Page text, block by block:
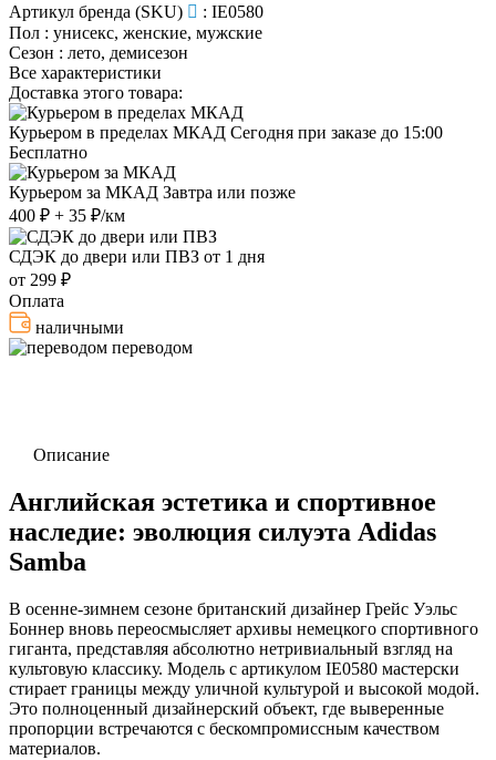
Артикул бренда (SKU)
: IE0580
Пол : унисекс, женские, мужские
Сезон : лето, демисезон
Все характеристики
Доставка этого товара:
Курьером в пределах МКАД Сегодня при заказе до 15:00
Бесплатно
Курьером за МКАД Завтра или позже
400 ₽ + 35 ₽/км
СДЭК до двери или ПВЗ от 1 дня
от 299 ₽
Оплата
наличными
переводом
Описание
Английская эстетика и спортивное
наследие: эволюция силуэта Adidas
Samba
В осенне-зимнем сезоне британский дизайнер Грейс Уэльс
Боннер вновь переосмысляет архивы немецкого спортивного
гиганта, представляя абсолютно нетривиальный взгляд на
культовую классику. Модель с артикулом IE0580 мастерски
стирает границы между уличной культурой и высокой модой.
Это полноценный дизайнерский объект, где выверенные
пропорции встречаются с бескомпромиссным качеством
материалов.